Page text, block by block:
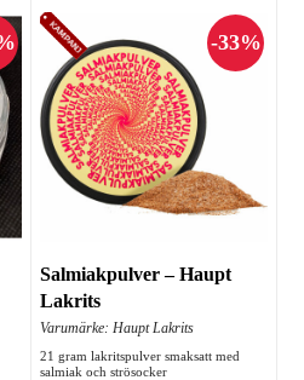
Salmiakpulver – Haupt
Lakrits
Varumärke: Haupt Lakrits
21 gram lakritspulver smaksatt med
salmiak och strösocker